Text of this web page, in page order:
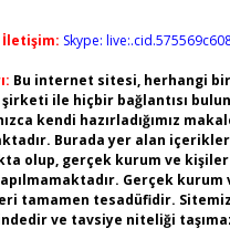
İletişim: Skype:
Bu internet sitesi, herhangi
şirketi ile hiçbir bağlantısı
kendi hazırladığımız
Burada yer alan
olup, gerçek kurum ve kişiler
Gerçek
tamamen tesadüfidir.
ve tavsiye niteliği